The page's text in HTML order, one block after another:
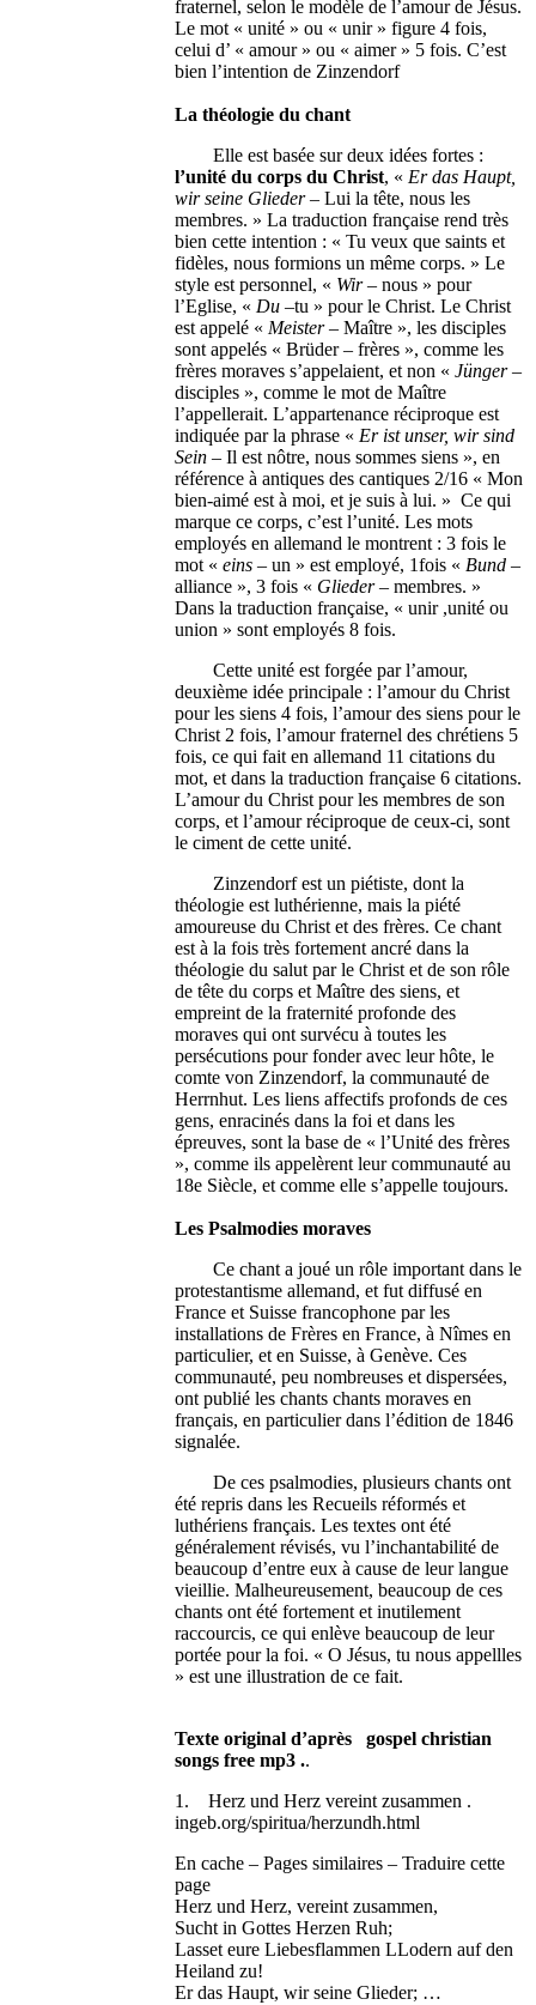
fraternel, selon le modèle de l’amour de Jésus.
Le mot « unité » ou « unir » figure 4 fois,
celui d’ « amour » ou « aimer » 5 fois. C’est
bien l’intention de Zinzendorf
La théologie du chant
Elle est basée sur deux idées fortes :
l’unité du corps du Christ, « Er das Haupt,
wir seine Glieder– Lui la tête, nous les
membres. » La traduction française rend très
bien cette intention : « Tu veux que saints et
fidèles, nous formions un même corps. » Le
style est personnel, « Wir– nous » pour
l’Eglise, « Du–tu » pour le Christ. Le Christ
est appelé « Meister– Maître », les disciples
sont appelés « Brüder – frères », comme les
frères moraves s’appelaient, et non «Jünger–
disciples », comme le mot de Maître
l’appellerait. L’appartenance réciproque est
indiquée par la phrase « Er ist unser, wir sind
Sein – Il est nôtre, nous sommes siens », en
référence à antiques des cantiques 2/16 « Mon
bien-aimé est à moi, et je suis à lui. » Ce qui
marque ce corps, c’est l’unité. Les mots
employés en allemand le montrent : 3 fois le
mot « eins– un » est employé, 1fois « Bund–
alliance », 3 fois « Glieder– membres. »
Dans la traduction française, « unir ,unité ou
union » sont employés 8 fois.
Cette unité est forgée par l’amour,
deuxième idée principale : l’amour du Christ
pour les siens 4 fois, l’amour des siens pour le
Christ 2 fois, l’amour fraternel des chrétiens 5
fois, ce qui fait en allemand 11 citations du
mot, et dans la traduction française 6 citations.
L’amour du Christ pour les membres de son
corps, et l’amour réciproque de ceux-ci, sont
le ciment de cette unité.
Zinzendorf est un piétiste, dont la
théologie est luthérienne, mais la piété
amoureuse du Christ et des frères. Ce chant
est à la fois très fortement ancré dans la
théologie du salut par le Christ et de son rôle
de tête du corps et Maître des siens, et
empreint de la fraternité profonde des
moraves qui ont survécu à toutes les
persécutions pour fonder avec leur hôte, le
comte von Zinzendorf, la communauté de
Herrnhut. Les liens affectifs profonds de ces
gens, enracinés dans la foi et dans les
épreuves, sont la base de « l’Unité des frères
», comme ils appelèrent leur communauté au
18e Siècle, et comme elle s’appelle toujours.
Les Psalmodies moraves
Ce chant a joué un rôle important dans le
protestantisme allemand, et fut diffusé en
France et Suisse francophone par les
installations de Frères en France, à Nîmes en
particulier, et en Suisse, à Genève. Ces
communauté, peu nombreuses et dispersées,
ont publié les chants chants moraves en
français, en particulier dans l’édition de 1846
signalée.
De ces psalmodies, plusieurs chants ont
été repris dans les Recueils réformés et
luthériens français. Les textes ont été
généralement révisés, vu l’inchantabilité de
beaucoup d’entre eux à cause de leur langue
vieillie. Malheureusement, beaucoup de ces
chants ont été fortement et inutilement
raccourcis, ce qui enlève beaucoup de leur
portée pour la foi. « O Jésus, tu nous appellles
» est une illustration de ce fait.
Texte original d’après gospel christian
songs free mp3 ..
1. Herz und Herz vereint zusammen .
ingeb.org/spiritua/herzundh.html
En cache – Pages similaires – Traduire cette
page
Herz und Herz, vereint zusammen,
Sucht in Gottes Herzen Ruh;
Lasset eure Liebesflammen LLodern auf den
Heiland zu!
Er das Haupt, wir seine Glieder; …